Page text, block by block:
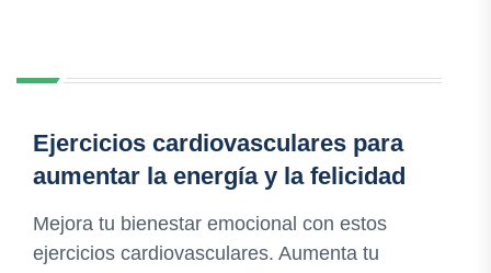
Ejercicios cardiovasculares para
aumentar la energía y la felicidad
Mejora tu bienestar emocional con estos
ejercicios cardiovasculares. Aumenta tu